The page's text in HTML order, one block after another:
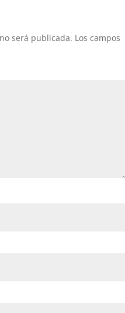
será publicada. Los campos